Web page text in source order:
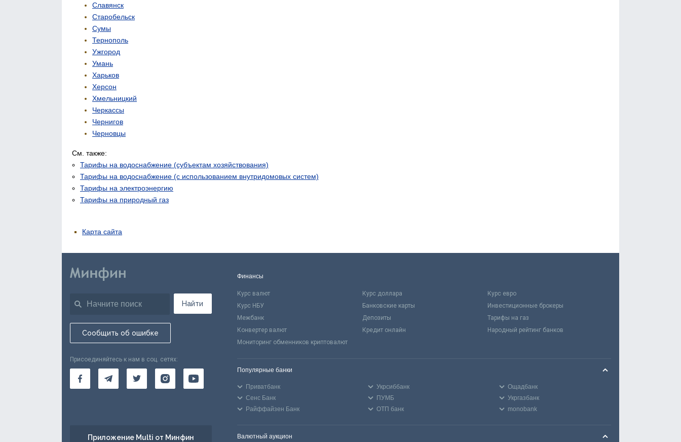
Славянск
Старобельск
Сумы
Тернополь
Ужгород
Умань
Харьков
Херсон
Хмельницкий
Черкассы
Чернигов
Черновцы
См. также:
Тарифы на водоснабжение (субъектам хозяйствования)
Тарифы на водоснабжение (с использованием внутридомовых систем)
Тарифы на электроэнергию
Тарифы на природный газ
Карта сайта
Найти
Сообщить об ошибке
Присоединяйтесь к нам в соц. сетях:
Приложение Multi от Минфин
Финансы
Курс валют Курс доллара
Курс евро
Курс НБУ
Банковские карты
Инвестиционные брокеры
Межбанк
Депозиты
Тарифы на газ
Конвертер валют
Кредит онлайн
Народный рейтинг банков
Мониторинг обменников криптовалют
Популярные банки
Приватбанк Укрсиббанк
Ощадбанк
Сенс Банк
ПУМБ
Укргазбанк
Райффайзен Банк
ОТП банк monobank
Валютный аукцион